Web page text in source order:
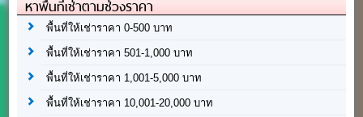
หาพื้นที่เช่าตามช่วงราคา
พื้นที่ให้เช่าราคา 0-500 บาท
พื้นที่ให้เช่าราคา 501-1,000 บาท
พื้นที่ให้เช่าราคา 1,001-5,000 บาท
พื้นที่ให้เช่าราคา 10,001-20,000 บาท